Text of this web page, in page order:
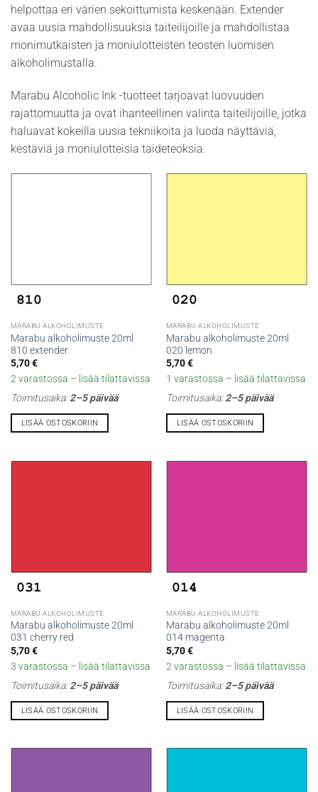
helpottaa eri värien sekoittumista keskenään. Extender
avaa uusia mahdollisuuksia taiteilijoille ja mahdollistaa
monimutkaisten ja moniulotteisten teosten luomisen
alkoholimustalla.
Marabu Alcoholic Ink -tuotteet tarjoavat luovuuden
rajattomuutta ja ovat ihanteellinen valinta taiteilijoille, jotka
haluavat kokeilla uusia tekniikoita ja luoda näyttäviä,
kestäviä ja moniulotteisia taideteoksia.
MARABU ALKOHOLIMUSTE
Marabu alkoholimuste 20ml
810 extender
5,70€
2 varastossa – lisää tilattavissa
Toimitusaika:2–5 päivää
LISÄÄ OSTOSKORIIN
MARABU ALKOHOLIMUSTE
Marabu alkoholimuste 20ml
020 lemon
5,70€
1 varastossa – lisää tilattavissa
Toimitusaika:2–5 päivää
LISÄÄ OSTOSKORIIN
MARABU ALKOHOLIMUSTE
Marabu alkoholimuste 20ml
031 cherry red
5,70€
3 varastossa – lisää tilattavissa
Toimitusaika:2–5 päivää
LISÄÄ OSTOSKORIIN
MARABU ALKOHOLIMUSTE
Marabu alkoholimuste 20ml
014 magenta
5,70€
2 varastossa – lisää tilattavissa
Toimitusaika:2–5 päivää
LISÄÄ OSTOSKORIIN